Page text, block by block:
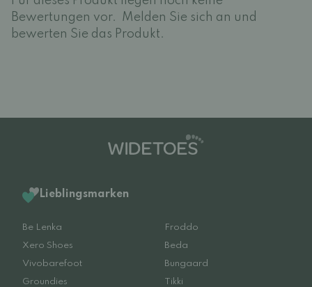
Bewertungen vor.
Melden Sie sich an und
bewerten Sie das Produkt.
Lieblingsmarken
Be Lenka
Froddo
Xero Shoes
Beda
Vivobarefoot
Bungaard
Groundies
Tikki